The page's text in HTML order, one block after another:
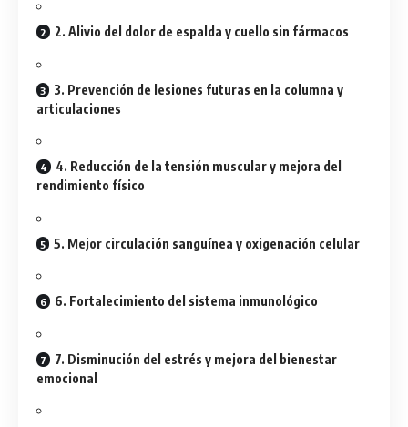
2. Alivio del dolor de espalda y cuello sin fármacos
3. Prevención de lesiones futuras en la columna y
articulaciones
4. Reducción de la tensión muscular y mejora del
rendimiento físico
5. Mejor circulación sanguínea y oxigenación celular
6. Fortalecimiento del sistema inmunológico
7. Disminución del estrés y mejora del bienestar
emocional